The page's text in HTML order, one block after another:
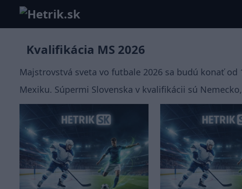
Kvalifikácia MS 2026
Majstrovstvá sveta vo futbale 2026 sa budú konať od
Mexiku. Súpermi Slovenska v kvalifikácii sú